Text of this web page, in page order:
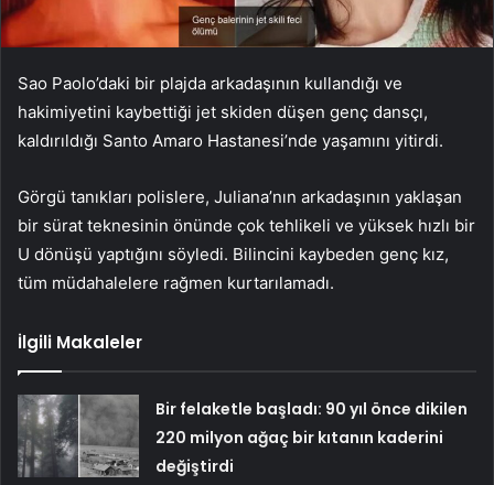
Sao Paolo’daki bir plajda arkadaşının kullandığı ve
hakimiyetini kaybettiği jet skiden düşen genç dansçı,
kaldırıldığı Santo Amaro Hastanesi’nde yaşamını yitirdi.
Görgü tanıkları polislere, Juliana’nın arkadaşının yaklaşan
bir sürat teknesinin önünde çok tehlikeli ve yüksek hızlı bir
U dönüşü yaptığını söyledi. Bilincini kaybeden genç kız,
tüm müdahalelere rağmen kurtarılamadı.
İlgili Makaleler
Bir felaketle başladı: 90 yıl önce dikilen
220 milyon ağaç bir kıtanın kaderini
değiştirdi